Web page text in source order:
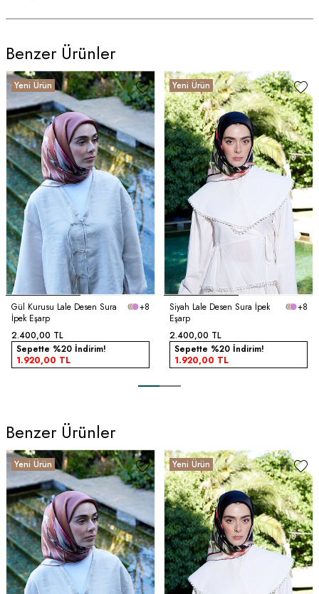
Benzer Ürünler
Yeni Ürün
Gül Kurusu Lale Desen Sura
İpek Eşarp
+8
2.400,00 TL
Sepette %20 İndirim!
1.920,00 TL
Yeni Ürün
Siyah Lale Desen Sura İpek
Eşarp
+8
2.400,00 TL
Sepette %20 İndirim!
1.920,00 TL
Benzer Ürünler
Yeni Ürün Yeni Ürün